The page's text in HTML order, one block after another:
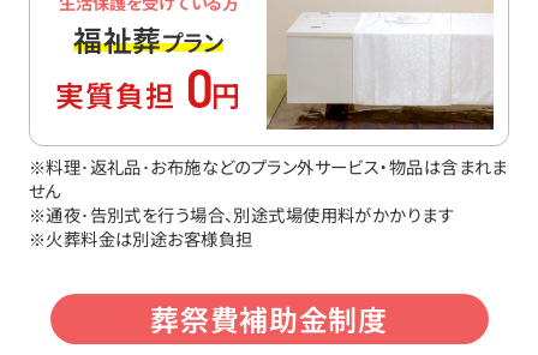
福祉葬プラン
実質負担 0円
※料理･返礼品･お布施などのプラン外サービス・物品は含まれま
せん
※通夜･告別式を行う場合、別途式場使用料がかかります
※火葬料金は別途お客様負担
葬祭費補助金制度